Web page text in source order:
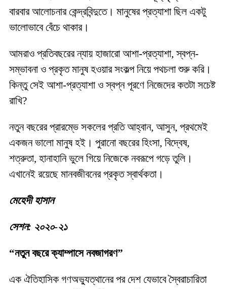
বারবার আলোচনার কেন্দ্রবিন্দুতে। মানুষের প্রত্যাশা ছিল একটু
ভালোভাবে বেঁচে থাকার।
আমরাও প্রতিবছরের ন্যায় হাজারো আশা-প্রত্যাশা, স্বপ্ন-
সম্ভাবনা ও প্রকৃত মানুষ হওয়ার সংকল্প নিয়ে পথচলা শুরু করি।
কিন্তু সেই আশা-প্রত্যাশা ও স্বপ্ন পূরণে নিজেদের কতটা সচেষ্ট
রাখি?
নতুন বছরের প্রারম্ভে সকলের প্রতি আহ্বান, আসুন, প্রথমেই
একজন ভালো মানুষ হই। পুরানো বছরের হিংসা, বিদ্বেষ,
শত্রুতা, হানাহানি ভুলে গিয়ে নিজেকে নবরূপে গড়ে তুলি।
এখানেই রয়েছে মানবজীবনের প্রকৃত স্বার্থকতা।
মেহেদী হাসান
সেশন: ২০২০-২১
“নতুন বছরে ক্যাম্পাসে নবজাগরণ”
এক ঐতিহাসিক গণঅভ্যুত্থানের পর দেশ যেভাবে স্বৈরাচারিতা